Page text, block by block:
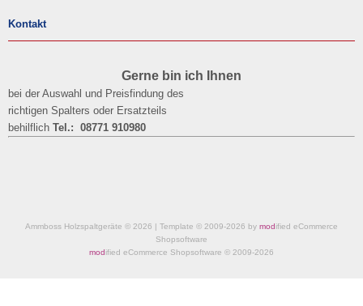
Kontakt
Gerne bin ich Ihnen
bei der Auswahl und Preisfindung des
richtigen Spalters oder Ersatzteils
behilflich Tel.: 08771 910980
Ammboss Holzspaltgeräte © 2026 | Template © 2009-2026 by modified eCommerce
Shopsoftware
modified eCommerce Shopsoftware © 2009-2026